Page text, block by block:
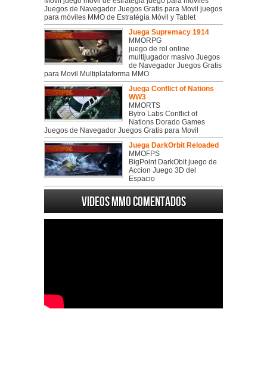
Juegos de Navegador Juegos Gratis para Movil juegos
para móviles MMO de Estratégia Móvil y Tablet
Juega Supremacy 1914
MMORPG
juego de rol online
multijugador masivo Juegos
de Navegador Juegos Gratis
para Movil Multiplataforma MMO
Juega Conflict of Nations
WW3
MMORTS
Bytro Labs Conflict of
Nations Dorado Games
Juegos de Navegador Juegos Gratis para Movil
Juega DarkOrbit Reloaded
MMOFPS
BigPoint DarkObit juego de
Accion Juego 3D del
Espacio
Videos MMO Comentados